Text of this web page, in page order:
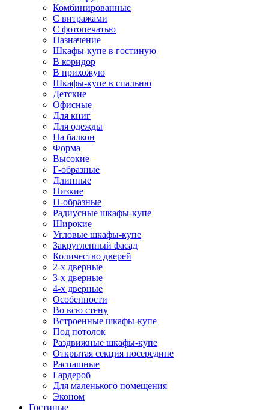
Комбинированные
С витражами
С фотопечатью
Назначение
Шкафы-купе в гостиную
В коридор
В прихожую
Шкафы-купе в спальню
Детские
Офисные
Для книг
Для одежды
На балкон
Форма
Высокие
Г-образные
Длинные
Низкие
П-образные
Радиусные шкафы-купе
Широкие
Угловые шкафы-купе
Закругленный фасад
Количество дверей
2-х дверные
3-х дверные
4-х дверные
Особенности
Во всю стену
Встроенные шкафы-купе
Под потолок
Раздвижные шкафы-купе
Открытая секция посередине
Распашные
Гардероб
Для маленького помещения
Эконом
Гостиные